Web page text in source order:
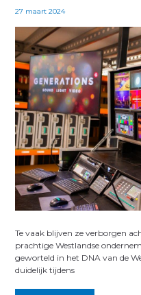
27 maart 2024
Te vaak blijven ze verborgen
prachtige Westlandse
geworteld in het DNA van de
duidelijk tijdens